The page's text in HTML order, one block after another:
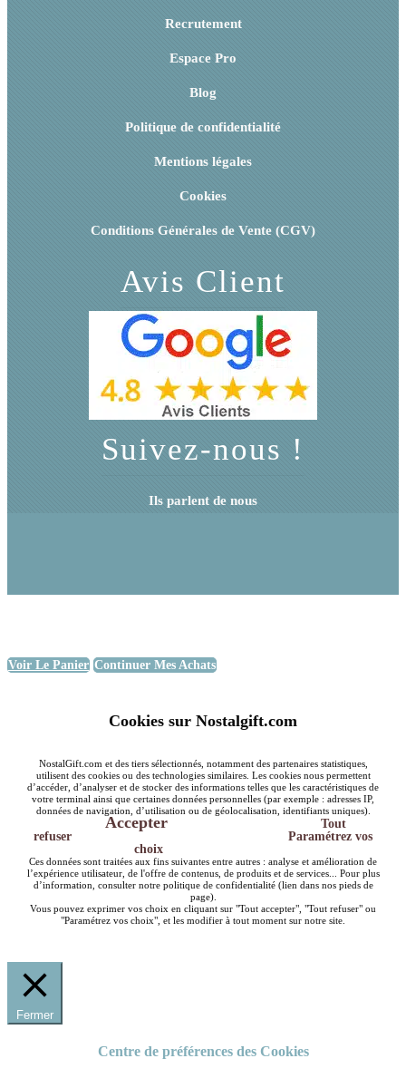
Recrutement
Espace Pro
Blog
Politique de confidentialité
Mentions légales
Cookies
Conditions Générales de Vente (CGV)
Avis Client
Suivez-nous !
Ils parlent de nous
Voir Le Panier Continuer Mes Achats
Cookies sur Nostalgift.com
NostalGift.com et des tiers sélectionnés, notamment des partenaires statistiques,
utilisent des cookies ou des technologies similaires. Les cookies nous permettent
d’accéder, d’analyser et de stocker des informations telles que les caractéristiques de
votre terminal ainsi que certaines données personnelles (par exemple : adresses IP,
données de navigation, d’utilisation ou de géolocalisation, identifiants uniques).
Accepter
Tout
refuser
Paramétrez vos
choix
Ces données sont traitées aux fins suivantes entre autres : analyse et amélioration de
l’expérience utilisateur, de l'offre de contenus, de produits et de services... Pour plus
d’information, consulter notre politique de confidentialité (lien dans nos pieds de
page).
Vous pouvez exprimer vos choix en cliquant sur "Tout accepter", "Tout refuser" ou
"Paramétrez vos choix", et les modifier à tout moment sur notre site.
Fermer
Centre de préférences des Cookies